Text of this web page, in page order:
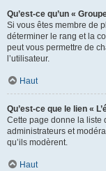
Qu’est-ce qu’un «
Si vous êtes membre de
déterminer le rang et la
peut vous permettre de
l’utilisateur.
Haut
Qu’est-ce que le lien «
Cette page donne la liste
administrateurs et
qu’ils modèrent.
Haut